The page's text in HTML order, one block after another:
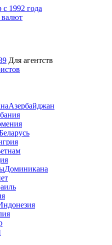
с 1992 года
Для агентств
Азербайджан
Доминикана